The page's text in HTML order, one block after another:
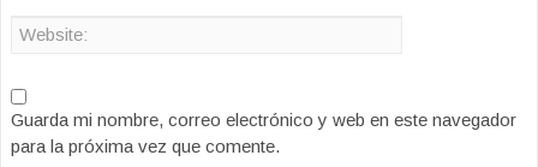
Guarda mi nombre, correo electrónico y web en este navegador
para la próxima vez que comente.